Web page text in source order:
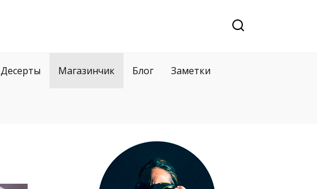
Десерты Магазинчик Блог Заметки